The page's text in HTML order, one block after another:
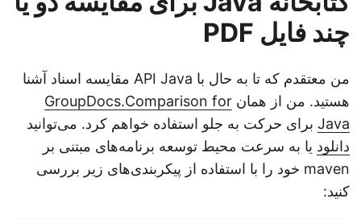
چند فایل PDF
من معتقدم که تا به حال با API Java مقایسه اسناد آشنا
هستید. من از همانGroupDocs.Comparison for
Javaبرای حرکت به جلو استفاده خواهم کرد. می‌توانید
دانلودیا به سرعت محیط توسعه برنامه‌های مبتنی بر
maven خود را با استفاده از پیکربندی‌های زیر بررسی
کنید: